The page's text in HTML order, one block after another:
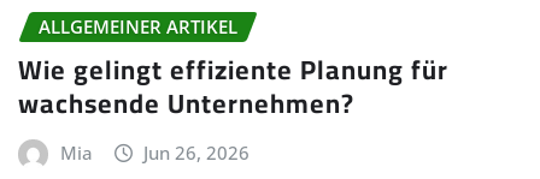
ALLGEMEINER ARTIKEL
Wie gelingt effiziente Planung für
wachsende Unternehmen?
Mia Jun 26, 2026